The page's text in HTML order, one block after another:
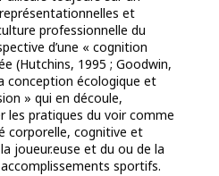
et
professionnelle du
d’une « cognition
(Hutchins, 1995 ; Goodwin,
conception écologique et
» qui en découle,
les pratiques du voir comme
corporelle, cognitive et
joueur.euse et du ou de la
sportifs.